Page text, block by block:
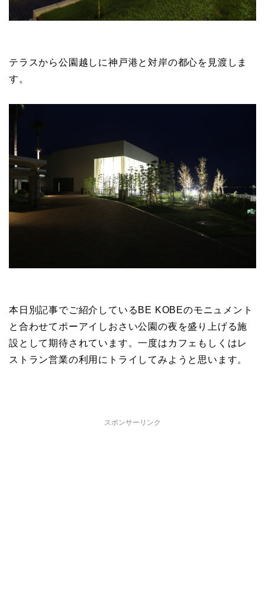
テラスから公園越しに神戸港と対岸の都心を見渡しま
す。
本日別記事でご紹介しているBE KOBEのモニュメント
と合わせてポーアイしおさい公園の夜を盛り上げる施
設として期待されています。一度はカフェもしくはレ
ストラン営業の利用にトライしてみようと思います。
スポンサーリンク